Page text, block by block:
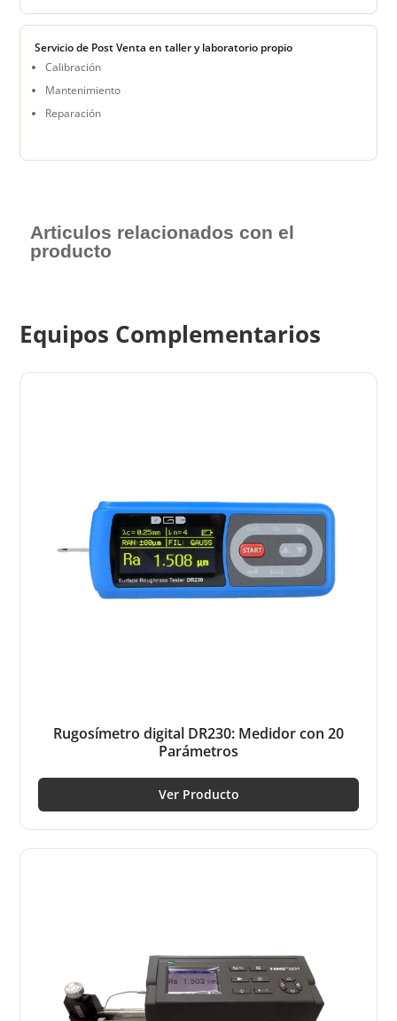
Servicio de Post Venta en taller y laboratorio propio
Calibración
Mantenimiento
Reparación
Articulos relacionados con el
producto
Equipos Complementarios
Rugosímetro digital DR230: Medidor con 20
Parámetros
Ver Producto